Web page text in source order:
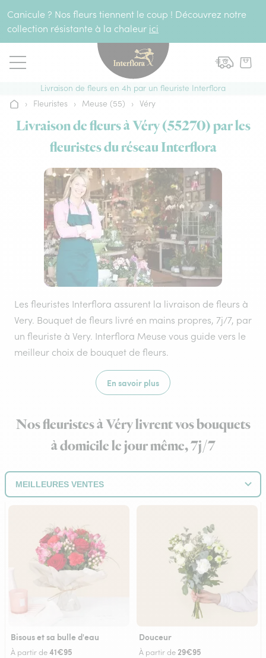
Canicule ? Nos fleurs tiennent le coup ! Découvrez notre
collection résistante à la chaleur ici
Livraison de fleurs en 4h par un fleuriste Interflora
Accueil
› Fleuristes › Meuse (55) › Véry
Livraison de fleurs à Véry (55270) par les
fleuristes du réseau Interflora
Les fleuristes Interflora assurent la livraison de fleurs à
Very. Bouquet de fleurs livré en mains propres, 7j/7, par
un fleuriste à Very. Interflora Meuse vous guide vers le
meilleur choix de bouquet de fleurs.
En savoir plus
Nos fleuristes à Véry livrent vos bouquets
à domicile le jour même, 7j/7
Bisous et sa bulle d'eau
À partir de41€95
Douceur
À partir de29€95